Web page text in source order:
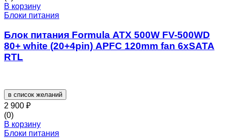
В корзину
Блоки питания
Блок питания Formula ATX 500W FV-500WD
80+ white (20+4pin) APFC 120mm fan 6xSATA
RTL
в список желаний
2 900 ₽
(0)
В корзину
Блоки питания